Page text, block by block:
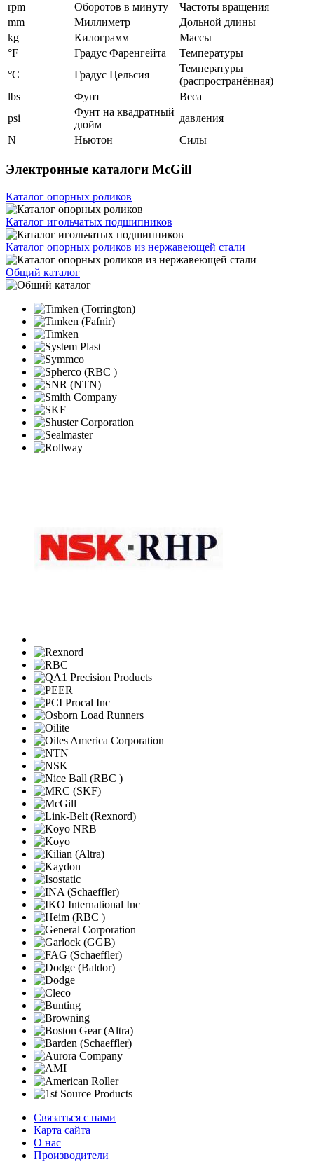
rpm
Оборотов в минуту
Частоты вращения
mm
Миллиметр
Дольной длины
kg
Килограмм
Массы
°F
Градус Фаренгейта
Температуры
°C
Градус Цельсия
Температуры
(распространённая)
lbs
Фунт
Веса
psi
Фунт на квадратный
дюйм
давления
N
Ньютон Силы
Электронные каталоги McGill
Каталог опорных роликов
Каталог игольчатых подшипников
Каталог опорных роликов из нержавеющей стали
Общий каталог
Связаться с нами
Карта сайта
О нас
Производители